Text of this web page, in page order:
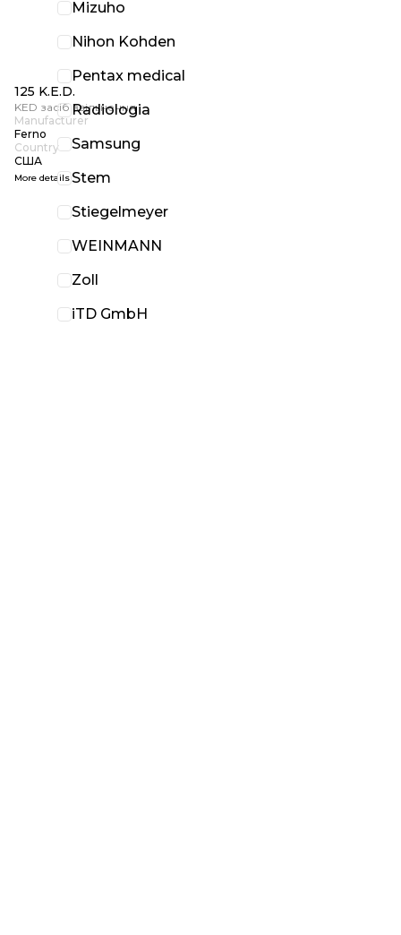
Mizuho
Nihon Kohden
Pentax medical
Radiologia
Samsung
Stem
Stiegelmeyer
WEINMANN
Zoll
iTD GmbH
125 K.E.D.
KED засіб звільнення
Manufacturer
Ferno
Country
США
More details